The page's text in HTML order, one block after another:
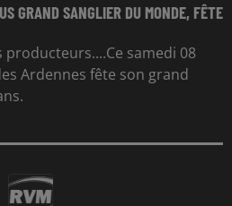
GRAND SANGLIER DU MONDE, FÊTE
samedi 08
Ardennes fête son grand